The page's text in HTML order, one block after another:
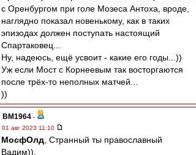
с Оренбургом при голе Мозеса Антоха, вроде,
наглядно показал новенькому, как в таких
эпизодах должен поступать настоящий
Спартаковец...
Ну, надеюсь, ещё усвоит - какие его годы...))
Уж если Мост с Корнеевым так восторгаются
после трёх-то неполных матчей...
))
BM1964 -
01 авг 2023 11:10
МосфОлд , Странный ты православный
Вадим)).